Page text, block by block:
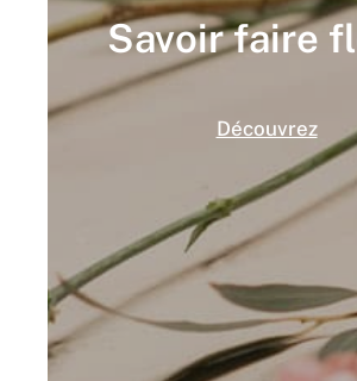
Savoir faire
Découvrez